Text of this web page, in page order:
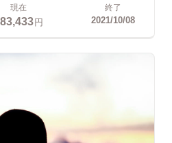
現在
円
終了
2021/10/08